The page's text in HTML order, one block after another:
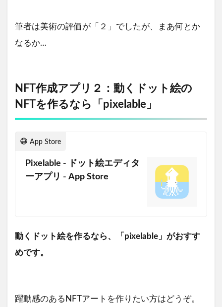
筆者は美術の評価が「２」でしたが、まあ何とか
なるか…
NFT作成アプリ２：動くドット絵の
NFTを作るなら「pixelable」
App Store
Pixelable - ドット絵エディタ
ーアプリ - App Store
動くドット絵を作るなら、「pixelable」がおすす
めです。
躍動感のあるNFTアートを作りたい方はどうぞ。